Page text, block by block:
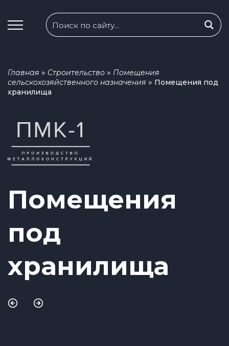
Главная » Строительство » Помещения
сельскохозяйственного назначения » Помещения под
хранилища
Помещения
под
хранилища